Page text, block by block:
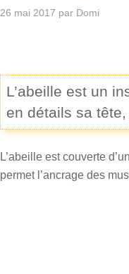
26 mai 2017 par Domi
L’abeille est un
en détails sa
L’abeille est couverte
permet l’ancrage des